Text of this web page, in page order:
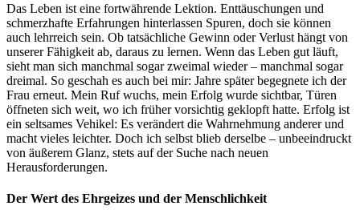
Das Leben ist eine fortwährende Lektion. Enttäuschungen und
schmerzhafte Erfahrungen hinterlassen Spuren, doch sie können
auch lehrreich sein. Ob tatsächliche Gewinn oder Verlust hängt von
unserer Fähigkeit ab, daraus zu lernen. Wenn das Leben gut läuft,
sieht man sich manchmal sogar zweimal wieder – manchmal sogar
dreimal. So geschah es auch bei mir: Jahre später begegnete ich der
Frau erneut. Mein Ruf wuchs, mein Erfolg wurde sichtbar, Türen
öffneten sich weit, wo ich früher vorsichtig geklopft hatte. Erfolg ist
ein seltsames Vehikel: Es verändert die Wahrnehmung anderer und
macht vieles leichter. Doch ich selbst blieb derselbe – unbeeindruckt
von äußerem Glanz, stets auf der Suche nach neuen
Herausforderungen.
Der Wert des Ehrgeizes und der Menschlichkeit